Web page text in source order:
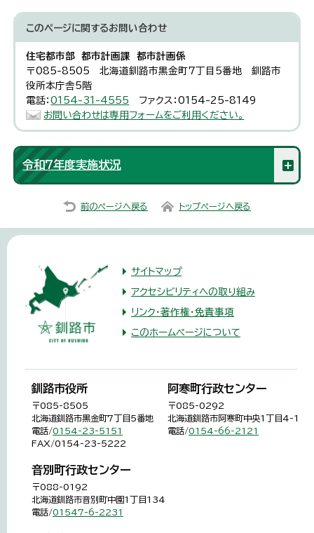
このページに関するお問い合わせ
住宅都市部 都市計画課 都市計画係
〒085-8505 北海道釧路市黒金町7丁目5番地 釧路市
役所本庁舎5階
電話：0154-31-4555
ファクス：0154-25-8149
お問い合わせは専用フォームをご利用ください。
令和7年度実施状況
前のページへ戻る トップページへ戻る
サイトマップ
アクセシビリティへの取り組み
リンク・著作権・免責事項
このホームページについて
釧路市役所
〒085-8505
北海道釧路市黒金町7丁目5番地
電話/0154-23-5151
FAX/0154-23-5222
阿寒町行政センター
〒085-0292
北海道釧路市阿寒町中央1丁目4-1
電話/0154-66-2121
音別町行政センター
〒088-0192
北海道釧路市音別町中園1丁目134
電話/01547-6-2231